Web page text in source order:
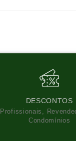
DESCONTOS
Profissionais,
Condomínios